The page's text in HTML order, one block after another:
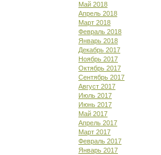
Май 2018
Апрель 2018
Март 2018
Февраль 2018
Январь 2018
Декабрь 2017
Ноябрь 2017
Октябрь 2017
Сентябрь 2017
Август 2017
Июль 2017
Июнь 2017
Май 2017
Апрель 2017
Март 2017
Февраль 2017
Январь 2017